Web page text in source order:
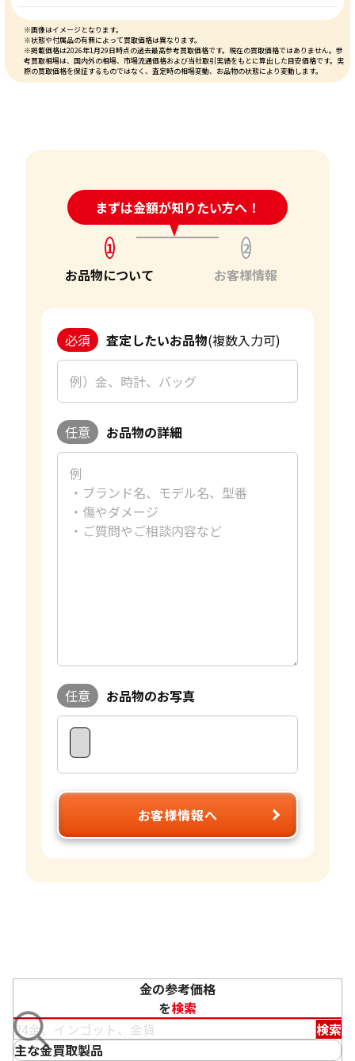
※画像はイメージとなります。
※状態や付属品の有無によって買取価格は異なります。
※掲載価格は2026年1月29日時点の過去最高参考買取価格です。現在の買取価格ではありません。参
考買取相場は、国内外の相場、市場流通価格および当社取引実績をもとに算出した目安価格です。実
際の買取価格を保証するものではなく、査定時の相場変動、お品物の状態により変動します。
まずは金額が知りたい方へ！
24時間受付中!問い合わせフォーム
1
お品物について
2
お客様情報
必須 査定したいお品物(複数入力可)
任意 お品物の詳細
任意 お品物のお写真
お客様情報へ
金の参考価格
を検索
検索
主な金買取製品